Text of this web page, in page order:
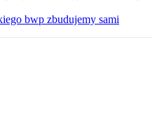
bwp zbudujemy sami